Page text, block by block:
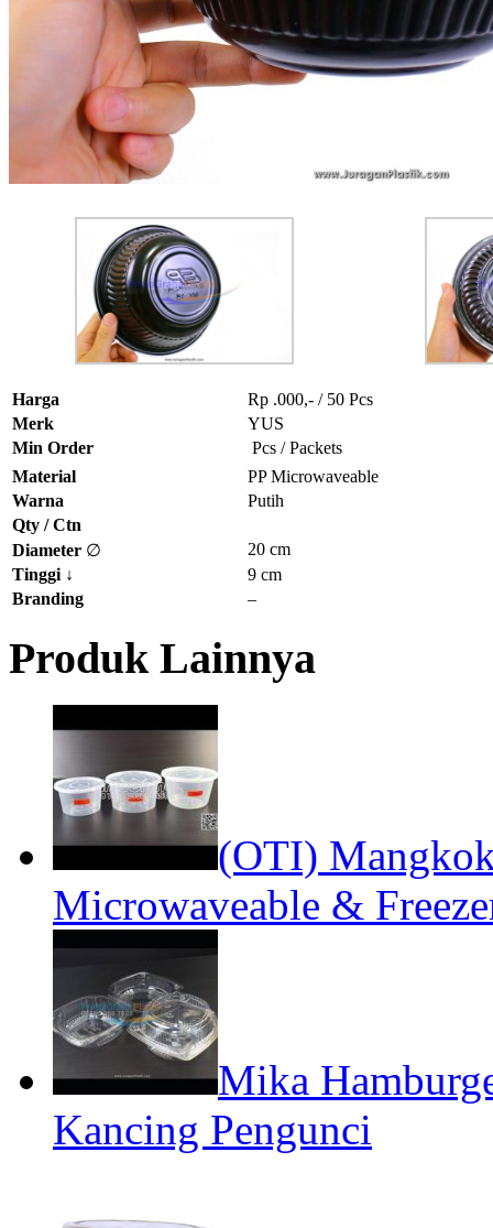
Harga
Rp .000,- / 50 Pcs
Merk
YUS
Min Order
Pcs / Packets
Material
PP Microwaveable
Warna
Putih
Qty / Ctn
Diameter ∅
20 cm
Tinggi ↓
9 cm
Branding
–
Produk Lainnya
(OTI)
Microwaveable &
Mika
Kancing Pengunci